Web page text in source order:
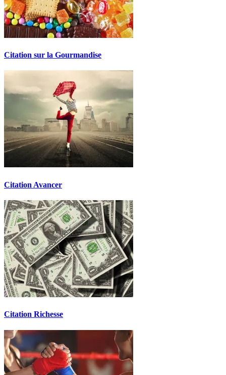
Citation sur la Gourmandise
Citation Avancer
Citation Richesse